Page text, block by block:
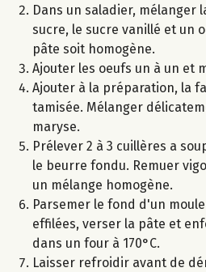
Dans un saladier, mélanger
sucre, le sucre vanillé et un
pâte soit homogène.
Ajouter les oeufs un à un et
Ajouter à la préparation, la
tamisée. Mélanger
maryse.
Prélever 2 à 3 cuillères a
le beurre fondu. Remuer
un mélange homogène.
Parsemer le fond d'un
effilées, verser la pâte et
dans un four à 170°C.
Laisser refroidir avant de